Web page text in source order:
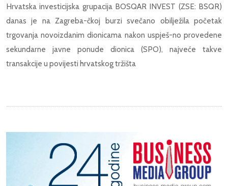
Hrvatska investicijska grupacija BOSQAR INVEST (ZSE: BSQR)
danas je na Zagreba-čkoj burzi svečano obilježila početak
trgovanja novoizdanim dionicama nakon uspješ-no provedene
sekundarne javne ponude dionica (SPO), najveće takve
transakcije u povijesti hrvatskog tržišta